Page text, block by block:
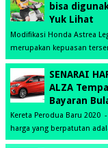
bisa
Yuk Lihat
Modifikasi Honda Astrea
merupakan kepuasan
SENARAI
ALZA
Bayaran
Kereta Perodua Baru 2020
harga yang berpatutan